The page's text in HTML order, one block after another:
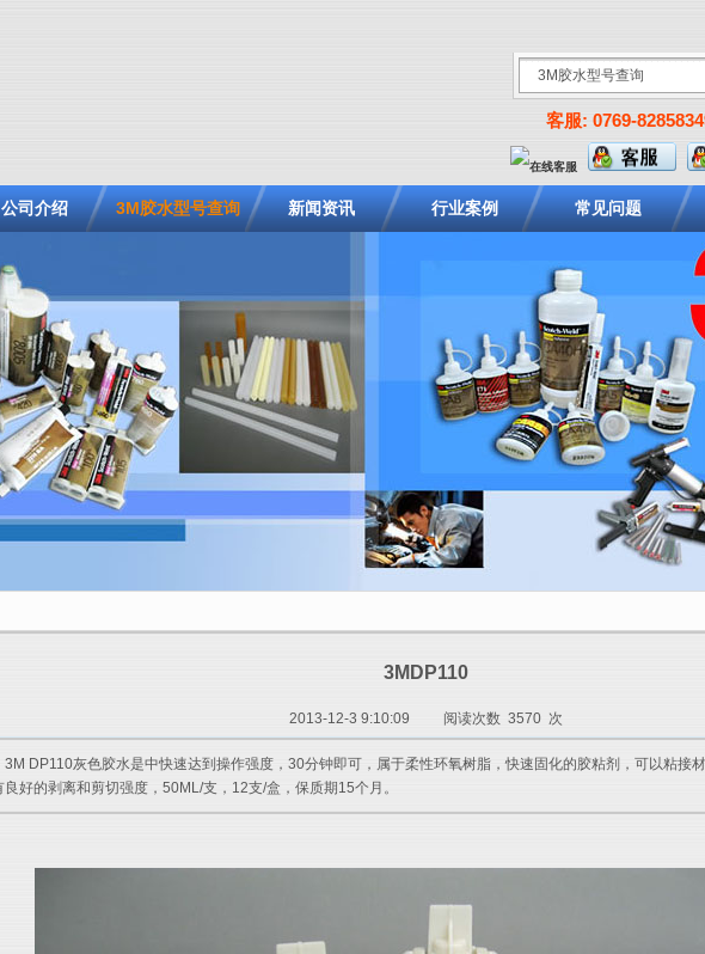
客服: 0769-
公司介绍 3M胶水型号查询 新闻资讯 行业案例 常见问题
3MDP110
2013-12-3 9:10:09 阅读次数 3570 次
3M DP110灰色胶水是中快速达到操作强度，30分钟即可，属于柔性环氧树脂，快速固化的胶粘剂，可以粘接
良好的剥离和剪切强度，50ML/支，12支/盒，保质期15个月。